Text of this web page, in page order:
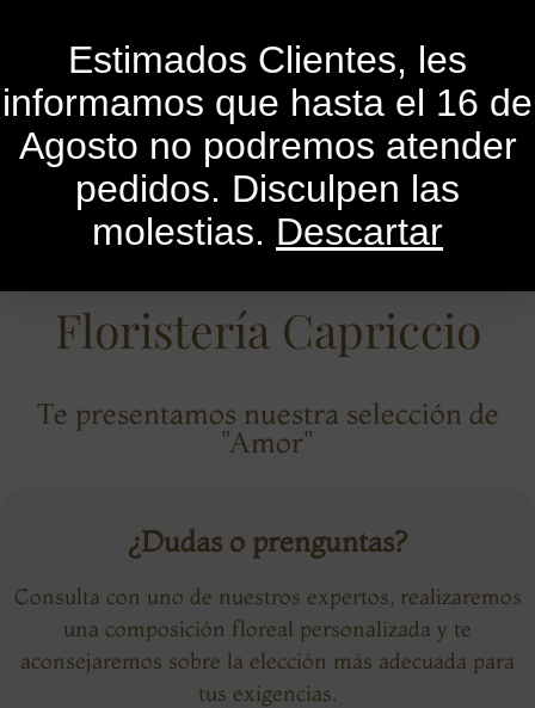
Estimados Clientes, les
informamos que hasta el 16 de
Agosto no podremos atender
pedidos. Disculpen las
molestias. Descartar
Floristería Capriccio
Te presentamos nuestra selección de
"Amor"
¿Dudas o prenguntas?
Consulta con uno de nuestros expertos, realizaremos
una composición floreal personalizada y te
aconsejaremos sobre la elección más adecuada para
tus exigencias.